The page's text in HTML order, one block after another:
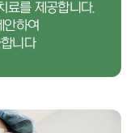
료를 제공합니다.
안하여
니다